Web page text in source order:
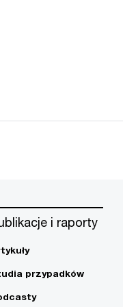
i raporty
przypadków